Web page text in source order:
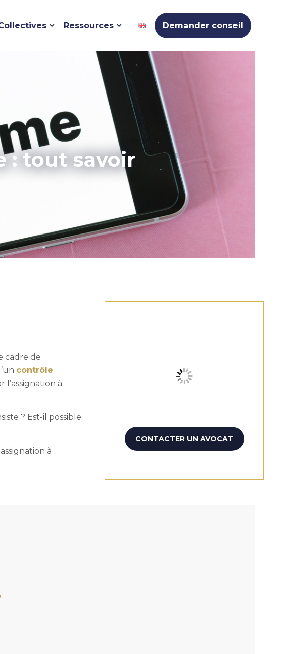
Ressources Demander conseil
: tout savoir
cadre de
contrôle
l’assignation à
? Est-il possible
à
CONTACTER UN AVOCAT